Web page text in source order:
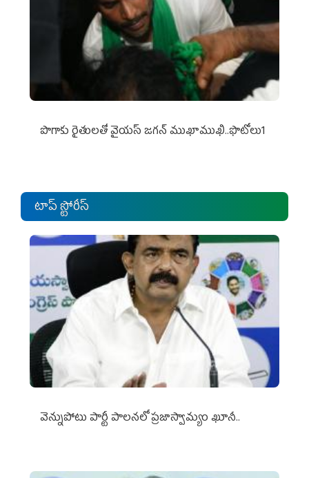
పొగాకు రైతుల‌తో వైయ‌స్ జ‌గ‌న్ ముఖాముఖి..ఫొటోలు1
టాప్ స్టోరీస్
వెన్నుపోటు పార్టీ పాలనలో ప్రజాస్వామ్యం ఖూనీ..